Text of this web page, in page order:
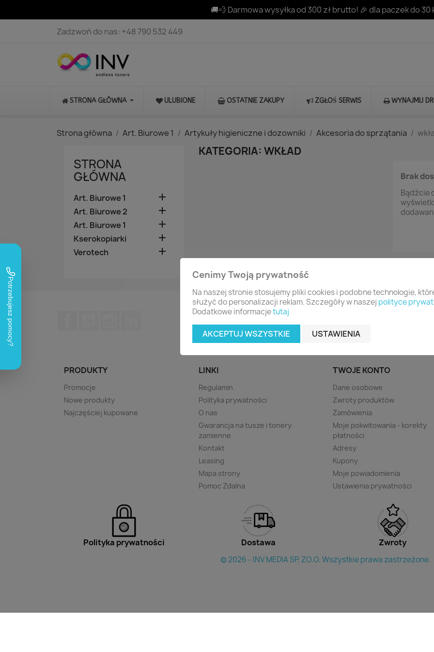
🚚💨 Darmowa wysyłka od 300 zł brutto! 🎉 dla paczek do 30
Zadzwoń do nas: +48 790 532 449
STRONA GŁÓWNA ULUBIONE OSTATNIE ZAKUPY ZGŁOŚ SERWIS WYNAJMIJ
Strona główna Art. Biurowe 1 Artykuły higieniczne i dozowniki Akcesoria do sprzątania
STRONA
GŁÓWNA
Art. Biurowe 1 
Art. Biurowe 2 
Art. Biurowe 1 
Kserokopiarki 
Verotech 
KATEGORIA: WKŁAD
Brak
Bądźcie
PRODUKTY
Promocje
Nowe produkty
Najczęściej kupowane
LINKI
Regulamin
Polityka prywatności
O nas
Gwarancja na tusze i tonery
zamienne
Kontakt
Leasing
Mapa strony
Pomoc Zdalna
TWOJE KONTO
Dane osobowe
Zwroty produktów
Zamówienia
Moje pokwitowania - korekty
płatności
Adresy
Kupony
Moje powiadomienia
Ustawienia prywatności
Cenimy Twoją prywatność
Na naszej stronie stosujemy pliki cookies i podobne technologie,
służyć do personalizacji reklam. Szczegóły w naszej polityce
Dodatkowe informacjetutaj
AKCEPTUJ WSZYSTKIE USTAWIENIA
Polityka prywatności Dostawa Zwroty
© 2026 - INV MEDIA SP. ZO.O. Wszystkie prawa zastrzeżone.